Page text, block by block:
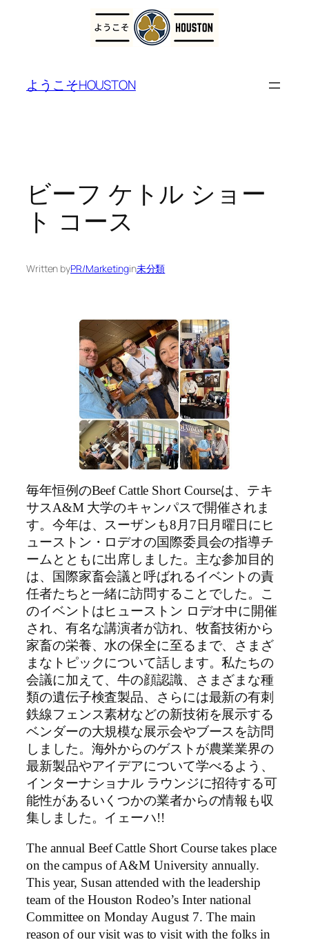
ようこそHOUSTON
ビーフ ケトル ショー
ト コース
Written byPR/Marketingin未分類
毎年恒例のBeef Cattle Short Courseは、テキ
サスA&M 大学のキャンパスで開催されま
す。今年は、スーザンも8月7日月曜日にヒ
ューストン・ロデオの国際委員会の指導チ
ームとともに出席しました。主な参加目的
は、国際家畜会議と呼ばれるイベントの責
任者たちと一緒に訪問することでした。こ
のイベントはヒューストン ロデオ中に開催
され、有名な講演者が訪れ、牧畜技術から
家畜の栄養、水の保全に至るまで、さまざ
まなトピックについて話します。私たちの
会議に加えて、牛の顔認識、さまざまな種
類の遺伝子検査製品、さらには最新の有刺
鉄線フェンス素材などの新技術を展示する
ベンダーの大規模な展示会やブースを訪問
しました。海外からのゲストが農業業界の
最新製品やアイデアについて学べるよう、
インターナショナル ラウンジに招待する可
能性があるいくつかの業者からの情報も収
集しました。イェーハ!!
The annual Beef Cattle Short Course takes place
on the campus of A&M University annually.
This year, Susan attended with the leadership
team of the Houston Rodeo’s Inter national
Committee on Monday August 7. The main
reason of our visit was to visit with the folks in